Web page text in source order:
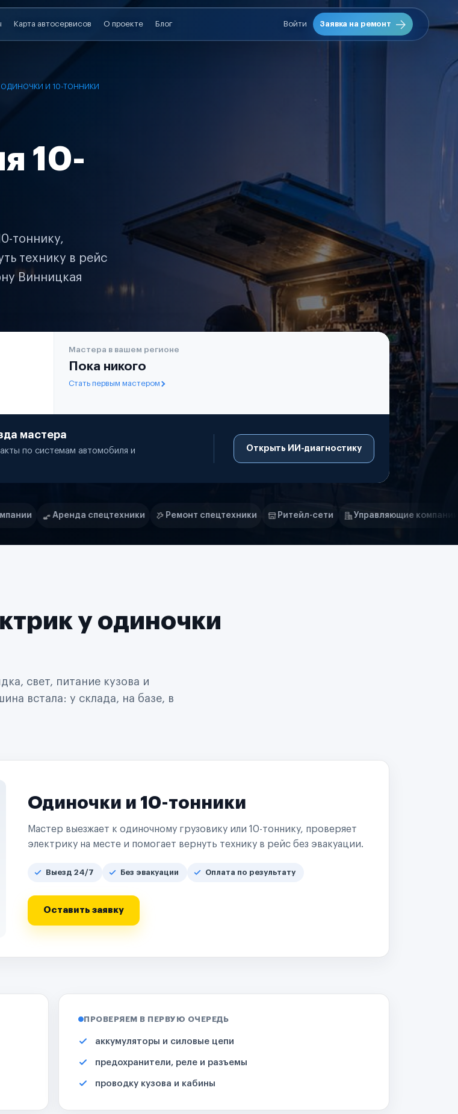
Карта автосервисов О проекте Блог Войти Заявка на ремонт
ОДИНОЧКИ И 10-ТОННИКИ
10-
тоннику,
технику в рейс
Винницкая
Мастера в вашем регионе
Пока никого
Стать первым мастером
мастера
по системам автомобиля и
Открыть ИИ-диагностику
Ремонт спецтехники Ритейл-сети Управляющие компании Страховые
у одиночки
свет, питание кузова и
встала: у склада, на базе, в
Одиночки и 10-тонники
Мастер выезжает к одиночному грузовику или 10-тоннику, проверяет
электрику на месте и помогает вернуть технику в рейс без эвакуации.
Выезд 24/7 Без эвакуации Оплата по результату
Оставить заявку
ПРОВЕРЯЕМ В ПЕРВУЮ ОЧЕРЕДЬ
аккумуляторы и силовые цепи
предохранители, реле и разъемы
проводку кузова и кабины